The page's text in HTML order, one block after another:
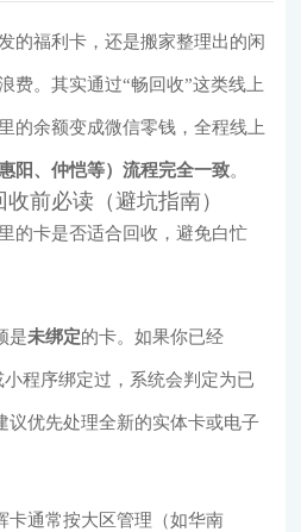
的福利卡，还是搬家整理出的闲
费。其实通过“畅回收”这类线上
的余额变成微信零钱，全程线上
阳、仲恺等）流程完全一致。
前必读（避坑指南）
的卡是否适合回收，避免白忙
是未绑定的卡。如果你已经
小程序绑定过，系统会判定为已
议优先处理全新的实体卡或电子
卡通常按大区管理（如华南